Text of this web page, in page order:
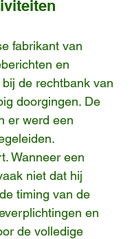
fabrikant van
en
de rechtbank van
doorgingen. De
er werd een
Wanneer een
niet dat hij
timing van de
en
de volledige